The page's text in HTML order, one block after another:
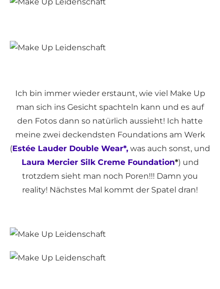
Ich bin immer wieder erstaunt, wie viel Make Up
man sich ins Gesicht spachteln kann und es auf
den Fotos dann so natürlich aussieht! Ich hatte
meine zwei deckendsten Foundations am Werk
(Estée Lauder Double Wear*, was auch sonst, und
Laura Mercier Silk Creme Foundation*) und
trotzdem sieht man noch Poren!!! Damn you
reality! Nächstes Mal kommt der Spatel dran!